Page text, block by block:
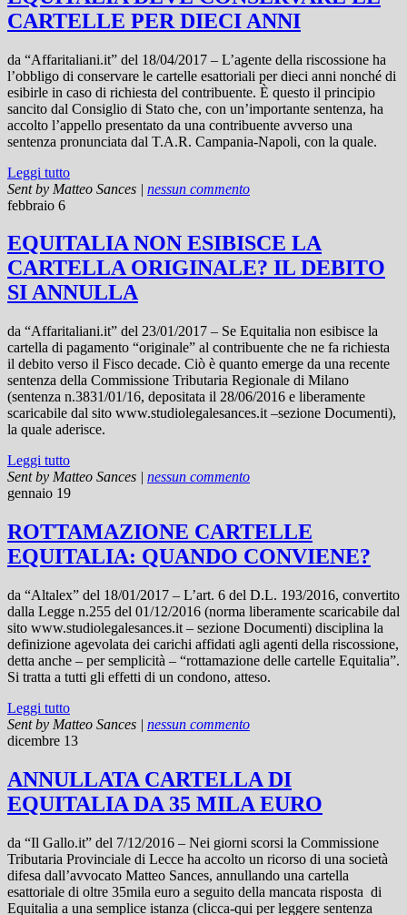
CARTELLE PER DIECI ANNI
da “Affaritaliani.it” del 18/04/2017 – L’agente della riscossione ha
l’obbligo di conservare le cartelle esattoriali per dieci anni nonché di
esibirle in caso di richiesta del contribuente. È questo il principio
sancito dal Consiglio di Stato che, con un’importante sentenza, ha
accolto l’appello presentato da una contribuente avverso una
sentenza pronunciata dal T.A.R. Campania-Napoli, con la quale.
Leggi tutto
Sent by Matteo Sances | nessun commento
febbraio 6
EQUITALIA NON ESIBISCE LA
CARTELLA ORIGINALE? IL DEBITO
SI ANNULLA
da “Affaritaliani.it” del 23/01/2017 – Se Equitalia non esibisce la
cartella di pagamento “originale” al contribuente che ne fa richiesta
il debito verso il Fisco decade. Ciò è quanto emerge da una recente
sentenza della Commissione Tributaria Regionale di Milano
(sentenza n.3831/01/16, depositata il 28/06/2016 e liberamente
scaricabile dal sito www.studiolegalesances.it –sezione Documenti),
la quale aderisce.
Leggi tutto
Sent by Matteo Sances | nessun commento
gennaio 19
ROTTAMAZIONE CARTELLE
EQUITALIA: QUANDO CONVIENE?
da “Altalex” del 18/01/2017 – L’art. 6 del D.L. 193/2016, convertito
dalla Legge n.255 del 01/12/2016 (norma liberamente scaricabile dal
sito www.studiolegalesances.it – sezione Documenti) disciplina la
definizione agevolata dei carichi affidati agli agenti della riscossione,
detta anche – per semplicità – “rottamazione delle cartelle Equitalia”.
Si tratta a tutti gli effetti di un condono, atteso.
Leggi tutto
Sent by Matteo Sances | nessun commento
dicembre 13
ANNULLATA CARTELLA DI
EQUITALIA DA 35 MILA EURO
da “Il Gallo.it” del 7/12/2016 – Nei giorni scorsi la Commissione
Tributaria Provinciale di Lecce ha accolto un ricorso di una società
difesa dall’avvocato Matteo Sances, annullando una cartella
esattoriale di oltre 35mila euro a seguito della mancata risposta di
Equitalia a una semplice istanza (clicca-qui per leggere sentenza